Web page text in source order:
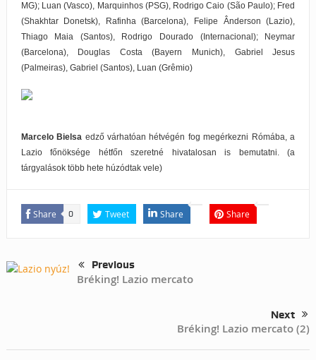
MG); Luan (Vasco), Marquinhos (PSG), Rodrigo Caio (São Paulo); Fred
(Shakhtar Donetsk), Rafinha (Barcelona), Felipe Ânderson (Lazio),
Thiago Maia (Santos), Rodrigo Dourado (Internacional); Neymar
(Barcelona), Douglas Costa (Bayern Munich), Gabriel Jesus
(Palmeiras), Gabriel (Santos), Luan (Grêmio)
Marcelo Bielsa edző várhatóan hétvégén fog megérkezni Rómába, a
Lazio főnöksége hétfőn szeretné hivatalosan is bemutatni. (a
tárgyalások több hete húzódtak vele)
Share 0 Tweet Share Share
Previous
Bréking! Lazio mercato
Next
Bréking! Lazio mercato (2)